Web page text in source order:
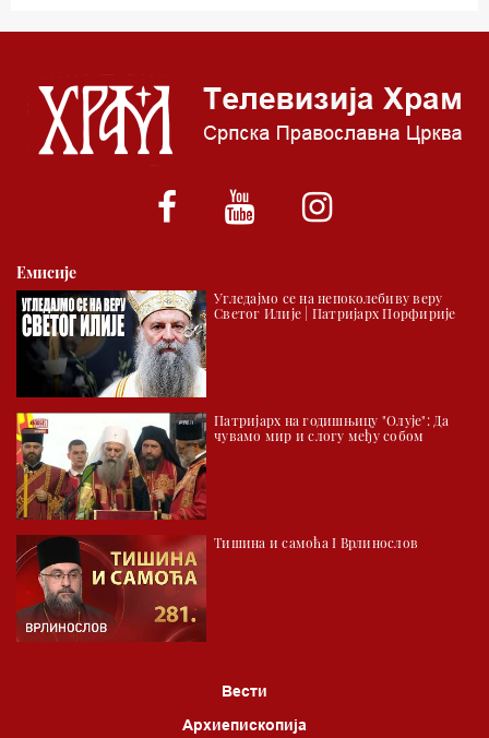
*најважније вести емитујемо на сваки пун сат
Емисије
Угледајмо се на непоколебиву веру
Светог Илије | Патријарх Порфирије
Патријарх на годишњицу "Олује": Да
чувамо мир и слогу међу собом
Тишина и самоћа I Врлинослов
Вести
Архиепископија